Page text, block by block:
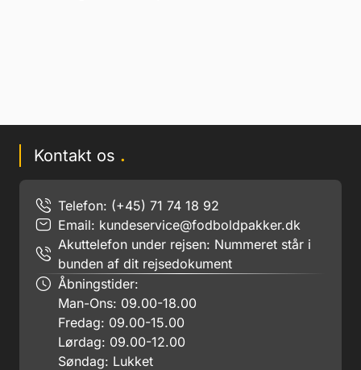
Kontakt os .
Telefon: (+45) 71 74 18 92
Email: kundeservice@fodboldpakker.dk
Akuttelefon under rejsen: Nummeret står i
bunden af dit rejsedokument
Åbningstider:
Man-Ons: 09.00-18.00
Fredag: 09.00-15.00
Lørdag: 09.00-12.00
Søndag: Lukket